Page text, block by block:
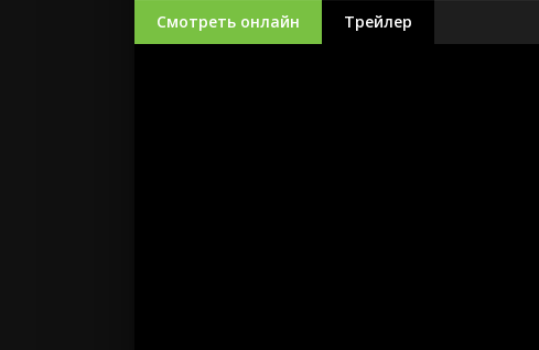
Смотреть онлайн Трейлер